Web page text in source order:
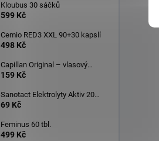
Kloubus 30 sáčků
599 Kč
Cemio RED3 XXL 90+30 kapslí
498 Kč
Capillan Original – vlasový
aktivátor 200 ml
159 Kč
Sanotact Elektrolyty Aktiv 20
šumivých tablet
69 Kč
Feminus 60 tbl.
499 Kč